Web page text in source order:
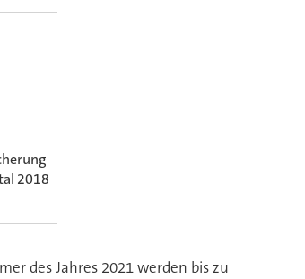
2018
des Jahres 2021 werden bis zu